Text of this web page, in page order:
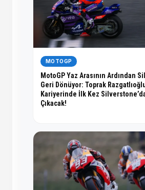
MOTOGP
MotoGP Yaz Arasının Ardından
Geri Dönüyor: Toprak
Kariyerinde İlk Kez
Çıkacak!